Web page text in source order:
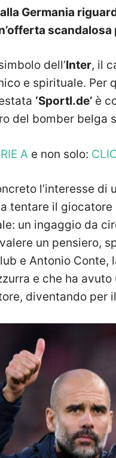
Germania
dell’Inter, il
e spirituale. Per
‘Sportl.de’ è
del bomber belga
A e non solo:
l’interesse di
tentare il
un ingaggio da
un pensiero,
e Antonio Conte,
e che ha
diventando per